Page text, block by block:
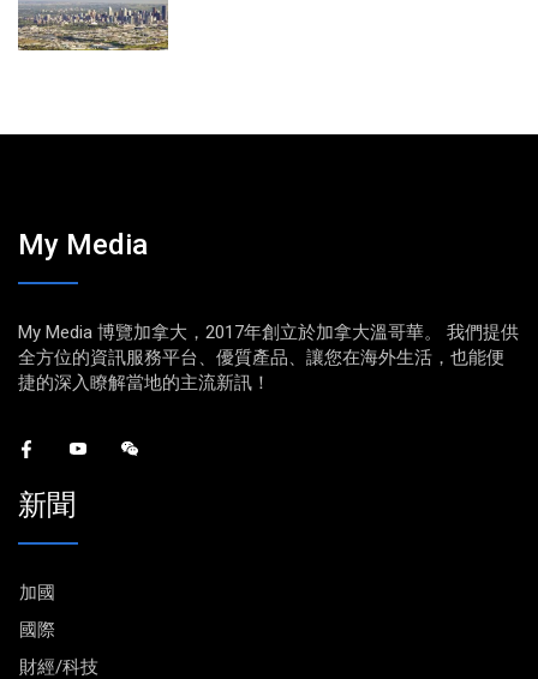
My Media
My Media 博覽加拿大，2017年創立於加拿大溫哥華。 我們提供
全方位的資訊服務平台、優質產品、讓您在海外生活，也能便
捷的深入瞭解當地的主流新訊！
新聞
加國
國際
財經/科技